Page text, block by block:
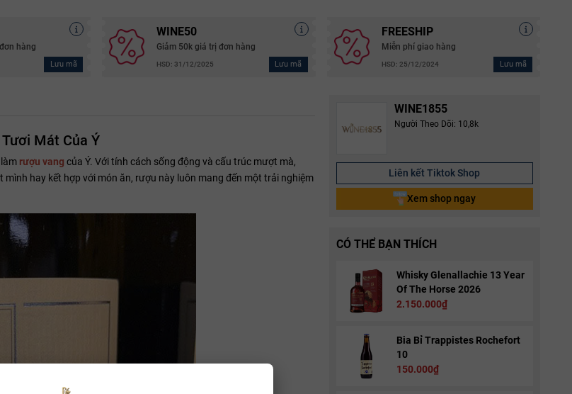
hàng
Lưu mã
WINE50
Giảm 50k giá trị đơn hàng
HSD: 31/12/2025 Lưu mã
FREESHIP
Miễn phí giao hàng
HSD: 25/12/2024 Lưu mã
WINE1855
Người Theo Dõi: 10,8k
Liên kết Tiktok Shop
Xem shop ngay
CÓ THỂ BẠN THÍCH
Whisky Glenallachie 13 Year
Of The Horse 2026
2.150.000₫
Bia Bỉ Trappistes Rochefort
10
150.000₫
Mát Của Ý
rượu vang của Ý. Với tính cách sống động và cấu trúc mượt mà,
hay kết hợp với món ăn, rượu này luôn mang đến một trải nghiệm